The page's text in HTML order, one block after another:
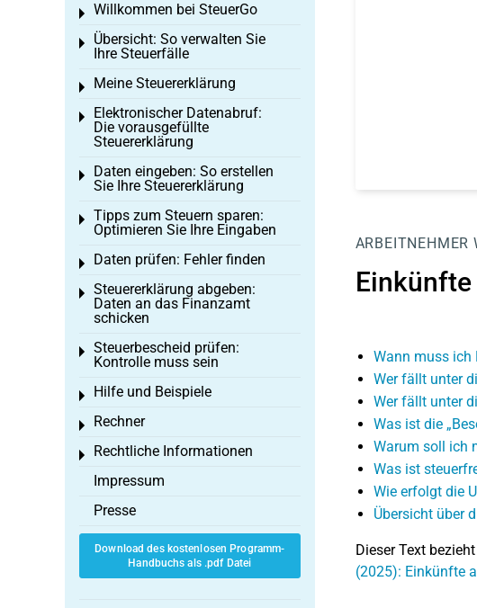
ARBEITNEHMER
Wann muss ich
Wer fällt unter
Wer fällt unter
Was ist die
Warum soll ich
Was ist
Wie erfolgt die
Übersicht über
Dieser Text
(2025): Einkünfte
Willkommen bei SteuerGo
Toggle menu
Übersicht: So verwalten Sie
Ihre Steuerfälle
Toggle menu
Meine Steuererklärung
Toggle menu
Elektronischer Datenabruf:
Die vorausgefüllte
Steuererklärung
Toggle menu
Daten eingeben: So erstellen
Sie Ihre Steuererklärung
Toggle menu
Tipps zum Steuern sparen:
Optimieren Sie Ihre Eingaben
Toggle menu
Daten prüfen: Fehler finden
Toggle menu
Steuererklärung abgeben:
Daten an das Finanzamt
schicken
Toggle menu
Steuerbescheid prüfen:
Kontrolle muss sein
Toggle menu
Hilfe und Beispiele
Toggle menu
Rechner
Toggle menu
Rechtliche Informationen
Toggle menu
Impressum
Presse
Download des kostenlosen Programm-
Handbuchs als .pdf Datei